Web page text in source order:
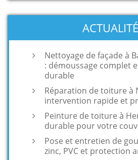
Nettoyage de façade à
: démoussage complet
durable
Réparation de toiture à
intervention rapide et
Peinture de toiture à
durable pour votre
Pose et entretien de
zinc, PVC et protection